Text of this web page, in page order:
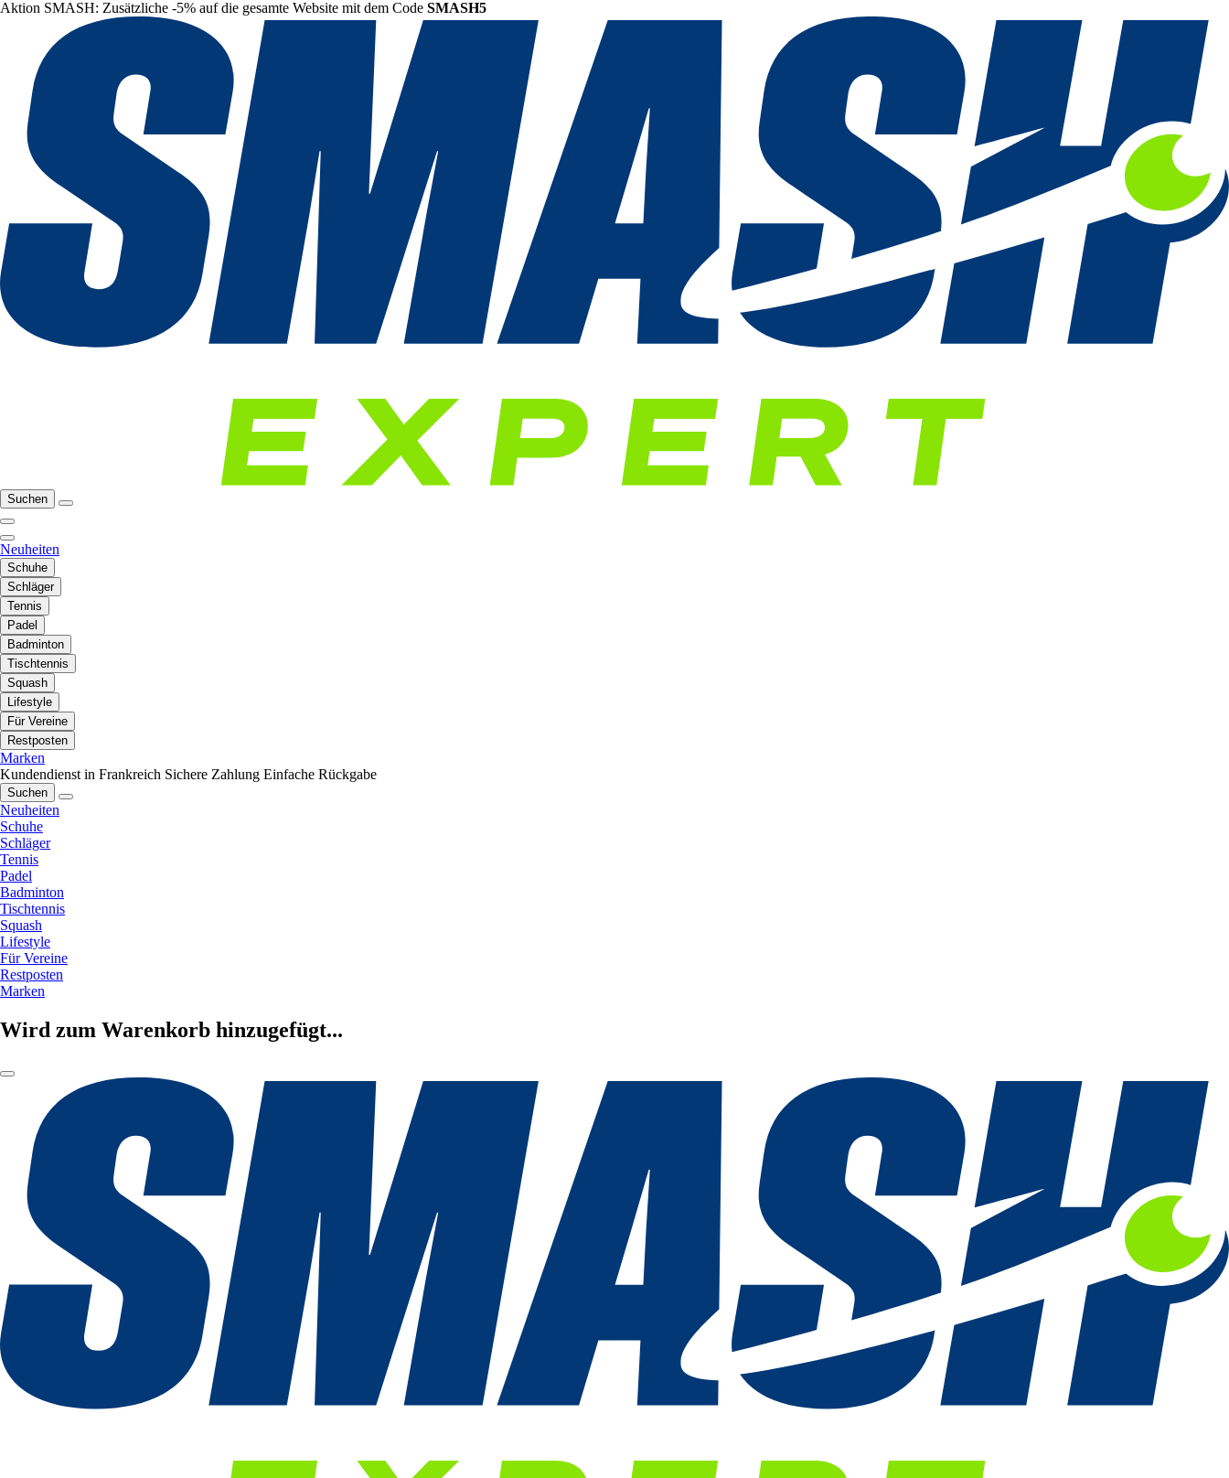
Aktion SMASH: Zusätzliche -5% auf die gesamte Website mit dem Code SMASH5
Suchen
Neuheiten
Schuhe
Schläger
Tennis
Padel
Badminton
Tischtennis
Squash
Lifestyle
Für Vereine
Restposten
Marken
Kundendienst in Frankreich Sichere Zahlung Einfache Rückgabe
Suchen
Neuheiten
Schuhe
Schläger
Tennis
Padel
Badminton
Tischtennis
Squash
Lifestyle
Für Vereine
Restposten
Marken
Wird zum Warenkorb hinzugefügt...